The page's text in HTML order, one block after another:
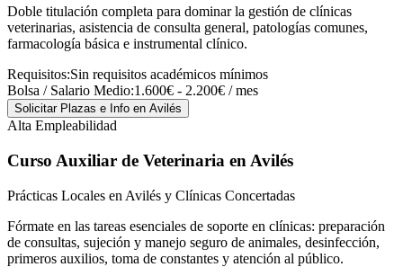
Doble titulación completa para dominar la gestión de clínicas
veterinarias, asistencia de consulta general, patologías comunes,
farmacología básica e instrumental clínico.
Requisitos:Sin requisitos académicos mínimos
Bolsa / Salario Medio:1.600€ - 2.200€ / mes
Solicitar Plazas e Info en Avilés
Alta Empleabilidad
Curso Auxiliar de Veterinaria en Avilés
Prácticas Locales en Avilés y Clínicas Concertadas
Fórmate en las tareas esenciales de soporte en clínicas: preparación
de consultas, sujeción y manejo seguro de animales, desinfección,
primeros auxilios, toma de constantes y atención al público.